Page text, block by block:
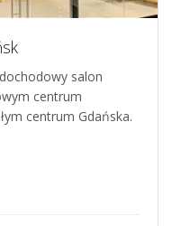
salon
centrum
centrum Gdańska.